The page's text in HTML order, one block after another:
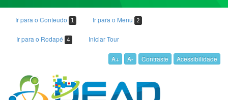
Ir para o Conteudo 1 Ir para o Menu 2
Ir para o Rodapé 4 Iniciar Tour
A+ A- Contraste Acessibilidade